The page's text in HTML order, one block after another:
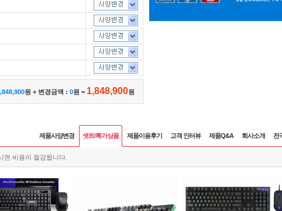
원 + 변경금액 : 0원 = 1,848,900원
제품사양변경 셋트/특가상품 제품이용후기 고객 인터뷰 제품Q&A 회사소개 전
면 비용이 절감됩니다.